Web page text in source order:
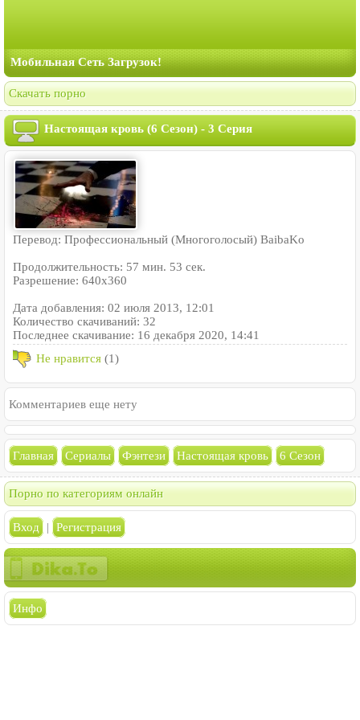
Мобильная Сеть Загрузок!
Скачать порно
Настоящая кровь (6 Сезон) - 3 Серия
Перевод: Профессиональный (Многоголосый) BaibaKo
Продолжительность: 57 мин. 53 сек.
Разрешение: 640x360
Дата добавления: 02 июля 2013, 12:01
Количество скачиваний: 32
Последнее скачивание: 16 декабря 2020, 14:41
Не нравится (1)
Комментариев еще нету
Главная Сериалы Фэнтези Настоящая кровь 6 Сезон
Порно по категориям онлайн
Вход | Регистрация
Инфо